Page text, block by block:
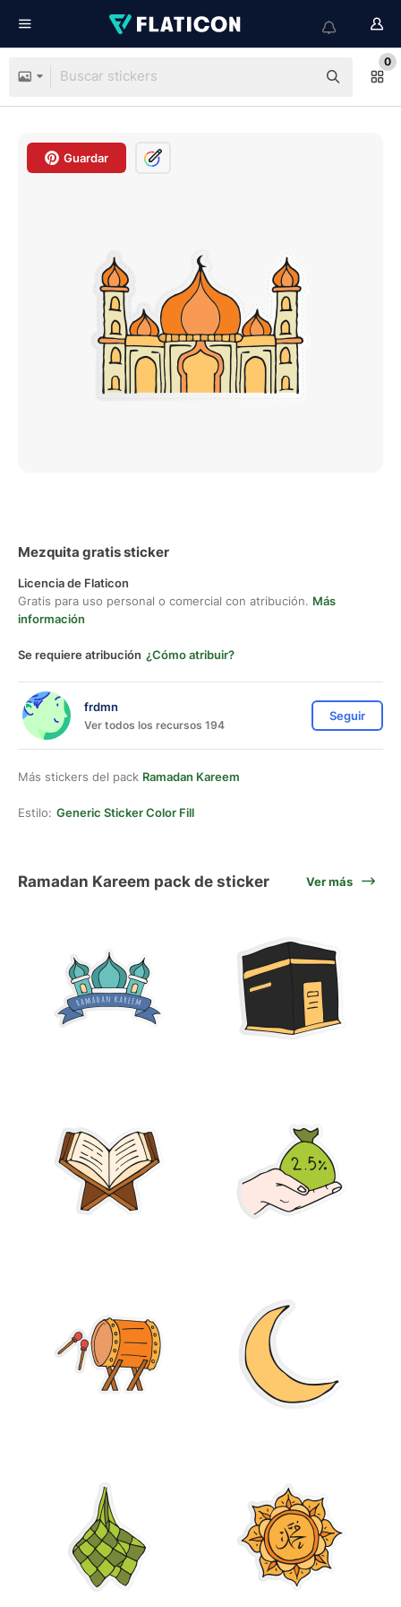
0
Guardar
Mezquita gratis sticker
Licencia de Flaticon
Gratis para uso personal o comercial con atribución. Más
información
Se requiere atribución ¿Cómo atribuir?
frdmn
Ver todos los recursos 194
Seguir
Más stickers del pack Ramadan Kareem
Estilo: Generic Sticker Color Fill
Ramadan Kareem pack de sticker Ver más